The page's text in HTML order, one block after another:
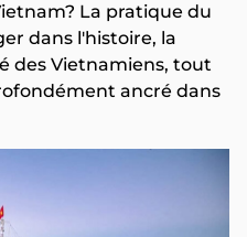
La pratique du
dans l'histoire, la
des Vietnamiens, tout
ancré dans